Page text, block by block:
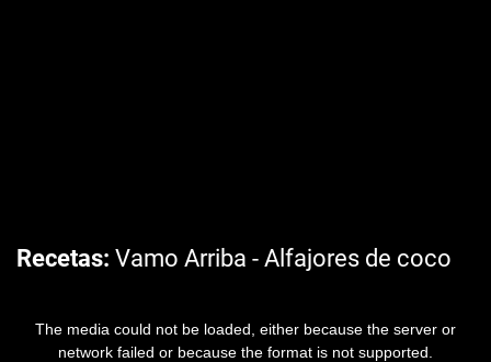
Recetas Vamo Arriba - Alfajores de coco
The media could not be loaded, either because the server or
network failed or because the format is not supported.